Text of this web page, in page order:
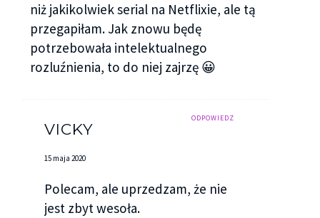
niż jakikolwiek serial na Netflixie, ale tą
przegapiłam. Jak znowu będę
potrzebowała intelektualnego
rozluźnienia, to do niej zajrzę 😀
ODPOWIEDZ
VICKY
15 maja 2020
Polecam, ale uprzedzam, że nie
jest zbyt wesoła.